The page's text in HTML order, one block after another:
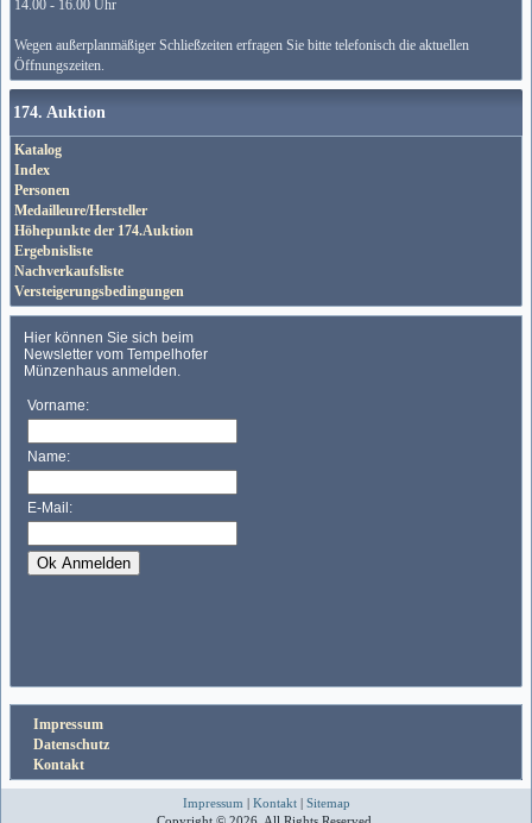
14.00 - 16.00 Uhr
Wegen außerplanmäßiger Schließzeiten erfragen Sie bitte telefonisch die aktuellen
Öffnungszeiten.
174. Auktion
Katalog
Index
Personen
Medailleure/Hersteller
Höhepunkte der 174.Auktion
Ergebnisliste
Nachverkaufsliste
Versteigerungsbedingungen
Impressum
Datenschutz
Kontakt
Impressum | Kontakt| Sitemap